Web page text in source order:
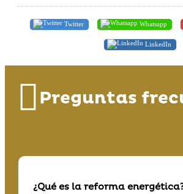
Twitter Whatsapp
LinkedIn
Preguntas
¿Qué es la reforma